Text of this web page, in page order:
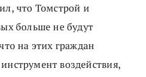
что Томстрой и
больше не будут
на этих граждан
воздействия,